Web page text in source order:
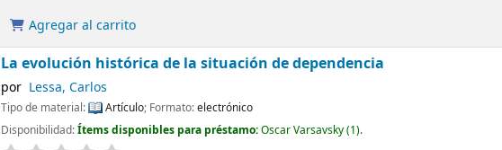
Agregar al carrito
La evolución histórica de la situación de dependencia
por Lessa, Carlos
Tipo de material: Artículo; Formato:electrónico
Disponibilidad:Ítems disponibles para préstamo:Oscar Varsavsky(1).